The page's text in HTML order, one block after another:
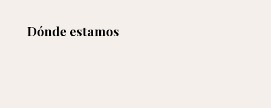
Dónde estamos